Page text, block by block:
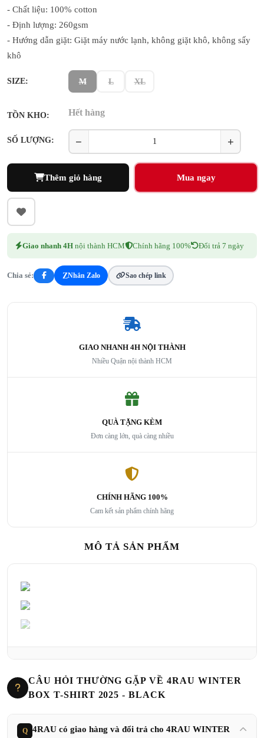
- Chất liệu: 100% cotton
- Định lượng: 260gsm
- Hướng dẫn giặt: Giặt máy nước lạnh, không giặt khô, không sấy
khô
SIZE: M L XL
TỒN KHO: Hết hàng
SỐ LƯỢNG: − +
Thêm giỏ hàng
Giao nhanh 4H nội thành HCM Chính hãng 100% Đổi trả 7 ngày
Chia sẻ: ZNhắn Zalo Sao chép link
GIAO NHANH 4H NỘI THÀNH
Nhiều Quận nội thành HCM
QUÀ TẶNG KÈM
Đơn càng lớn, quà càng nhiều
CHÍNH HÃNG 100%
Cam kết sản phẩm chính hãng
MÔ TẢ SẢN PHẨM
CÂU HỎI THƯỜNG GẶP VỀ 4RAU WINTER
BOX T-SHIRT 2025 - BLACK
Q
4RAU có giao hàng và đổi trả cho 4RAU WINTER